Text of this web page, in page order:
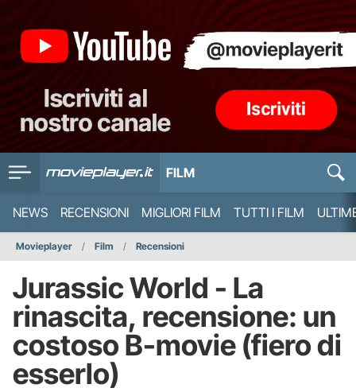
FILM
NEWS RECENSIONI MIGLIORI FILM TUTTI I FILM
Movieplayer Film Recensioni
Jurassic World - La
rinascita, recensione: un
costoso B-movie (fiero di
esserlo)